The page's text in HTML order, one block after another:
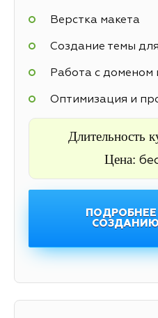
Верстка макета
Создание темы
Работа с доменом
Оптимизация и
Длительность
Цена:
ПОДРОБНЕЕ